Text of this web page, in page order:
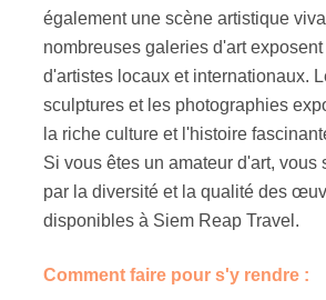
également une scène artistique
nombreuses galeries d'art
d'artistes locaux et internationaux.
sculptures et les photographies
la riche culture et l'histoire
Si vous êtes un amateur d'art, vous
par la diversité et la qualité des
disponibles à Siem Reap Travel.
Comment faire pour s'y rendre :